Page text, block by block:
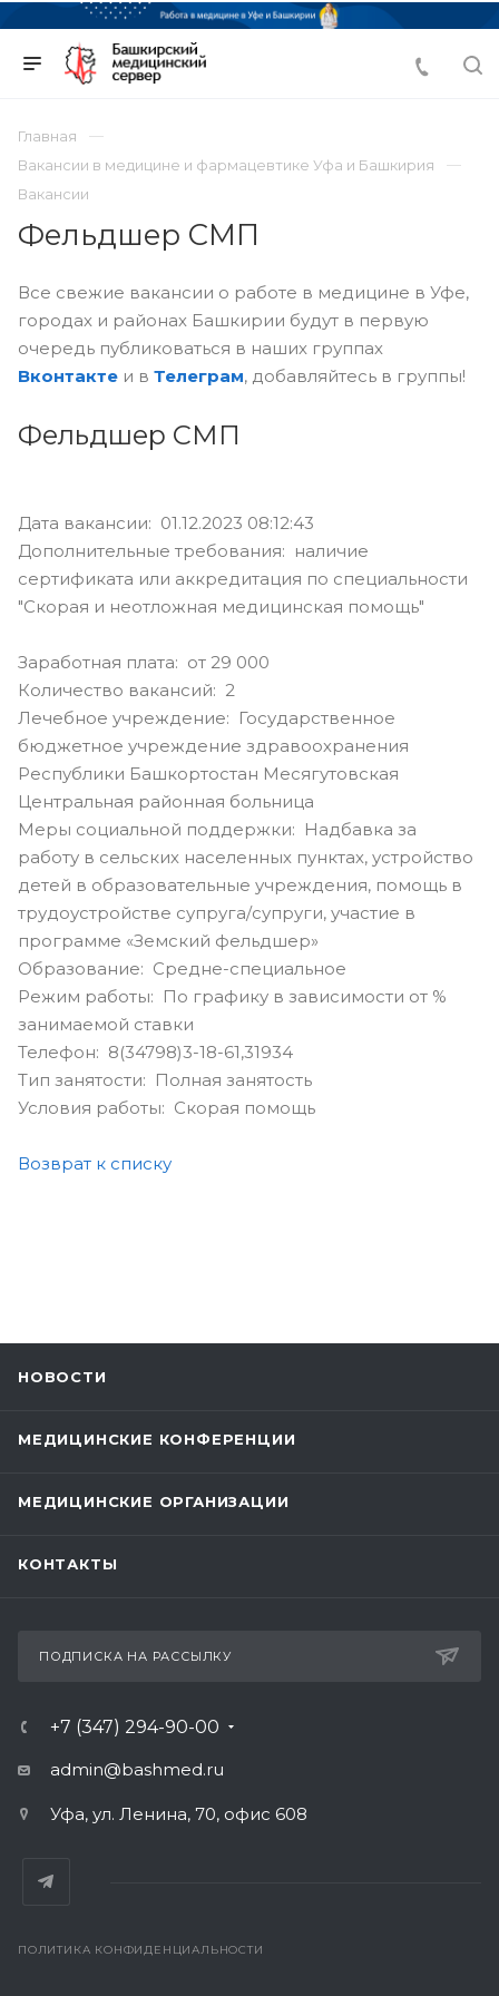
Главная
Вакансии в медицине и фармацевтике Уфа и Башкирия
Вакансии
Фельдшер СМП
Все свежие вакансии о работе в медицине в Уфе,
городах и районах Башкирии будут в первую
очередь публиковаться в наших группах
Вконтакте и в Телеграм, добавляйтесь в группы!
Фельдшер СМП
Дата вакансии: 01.12.2023 08:12:43
Дополнительные требования: наличие
сертификата или аккредитация по специальности
"Скорая и неотложная медицинская помощь"
Заработная плата: от 29 000
Количество вакансий: 2
Лечебное учреждение: Государственное
бюджетное учреждение здравоохранения
Республики Башкортостан Месягутовская
Центральная районная больница
Меры социальной поддержки: Надбавка за
работу в сельских населенных пунктах, устройство
детей в образовательные учреждения, помощь в
трудоустройстве супруга/супруги, участие в
программе «Земский фельдшер»
Образование: Средне-специальное
Режим работы: По графику в зависимости от %
занимаемой ставки
Телефон: 8(34798)3-18-61,31934
Тип занятости: Полная занятость
Условия работы: Скорая помощь
Возврат к списку
НОВОСТИ
МЕДИЦИНСКИЕ КОНФЕРЕНЦИИ
МЕДИЦИНСКИЕ ОРГАНИЗАЦИИ
КОНТАКТЫ
ПОДПИСКА НА РАССЫЛКУ
+7 (347) 294-90-00
admin@bashmed.ru
Уфа, ул. Ленина, 70, офис 608
ПОЛИТИКА КОНФИДЕНЦИАЛЬНОСТИ